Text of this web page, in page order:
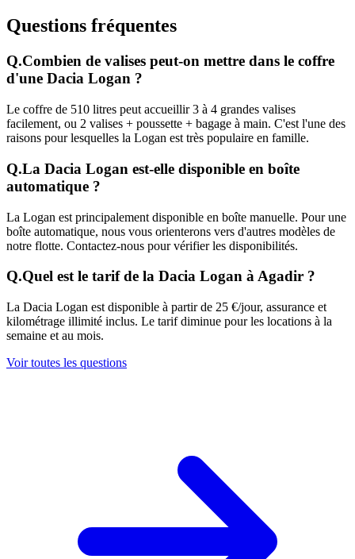
Questions fréquentes
Q.Combien de valises peut-on mettre dans le coffre
d'une Dacia Logan ?
Le coffre de 510 litres peut accueillir 3 à 4 grandes valises
facilement, ou 2 valises + poussette + bagage à main. C'est l'une des
raisons pour lesquelles la Logan est très populaire en famille.
Q.La Dacia Logan est-elle disponible en boîte
automatique ?
La Logan est principalement disponible en boîte manuelle. Pour une
boîte automatique, nous vous orienterons vers d'autres modèles de
notre flotte. Contactez-nous pour vérifier les disponibilités.
Q.Quel est le tarif de la Dacia Logan à Agadir ?
La Dacia Logan est disponible à partir de 25 €/jour, assurance et
kilométrage illimité inclus. Le tarif diminue pour les locations à la
semaine et au mois.
Voir toutes les questions